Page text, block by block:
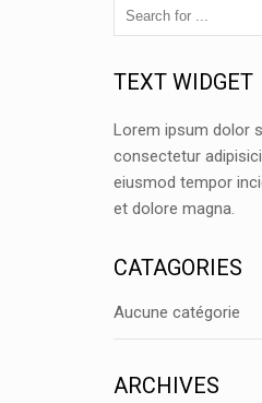
TEXT WIDGET
Lorem ipsum dolor
consectetur
eiusmod tempor
et dolore magna.
CATAGORIES
Aucune catégorie
ARCHIVES